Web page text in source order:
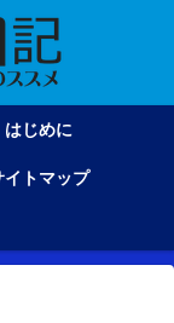
はじめに
イトマップ